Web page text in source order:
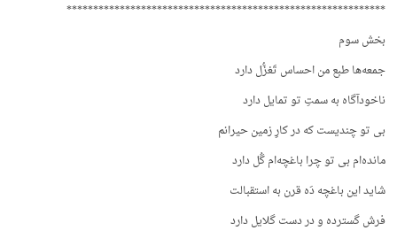
************************************************************
بخش سوم
جمعه‌ها طبع من احساس تَغزُّل دارد
ناخودآگاه به سمتِ تو تمایل دارد
بی تو چندیست که در کارِ زمین حیرانم
مانده‌ام بی تو چرا باغچه‌ام گُل دارد
شاید این باغچه دَه قرن به استقبالت
فرش گسترده و در دست گلایل دارد